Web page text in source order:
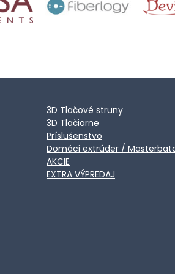
3D Tlačové struny
3D Tlačiarne
Príslušenstvo
Domáci extrúder /
AKCIE
EXTRA VÝPREDAJ